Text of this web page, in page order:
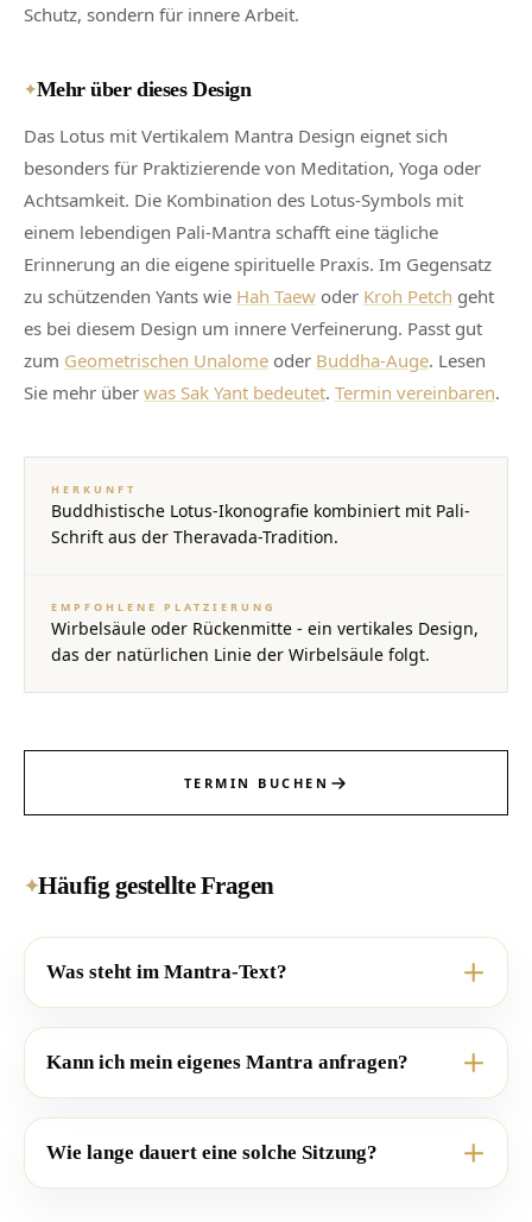
Schutz, sondern für innere Arbeit.
✦Mehr über dieses Design
Das Lotus mit Vertikalem Mantra Design eignet sich
besonders für Praktizierende von Meditation, Yoga oder
Achtsamkeit. Die Kombination des Lotus-Symbols mit
einem lebendigen Pali-Mantra schafft eine tägliche
Erinnerung an die eigene spirituelle Praxis. Im Gegensatz
zu schützenden Yants wie Hah Taew oder Kroh Petch geht
es bei diesem Design um innere Verfeinerung. Passt gut
zum Geometrischen Unalome oder Buddha-Auge. Lesen
Sie mehr über was Sak Yant bedeutet. Termin vereinbaren.
HERKUNFT
Buddhistische Lotus-Ikonografie kombiniert mit Pali-
Schrift aus der Theravada-Tradition.
EMPFOHLENE PLATZIERUNG
Wirbelsäule oder Rückenmitte - ein vertikales Design,
das der natürlichen Linie der Wirbelsäule folgt.
TERMIN BUCHEN
✦Häufig gestellte Fragen
Was steht im Mantra-Text?
Kann ich mein eigenes Mantra anfragen?
Wie lange dauert eine solche Sitzung?